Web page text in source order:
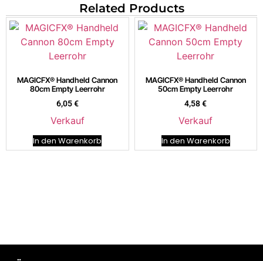
Related Products
MAGICFX® Handheld Cannon
80cm Empty Leerrohr
6,05€
Verkauf
In den Warenkorb
MAGICFX® Handheld Cannon
50cm Empty Leerrohr
4,58€
Verkauf
In den Warenkorb